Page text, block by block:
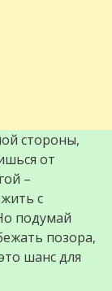
стороны,
от
–
с
подумай
позора,
шанс для